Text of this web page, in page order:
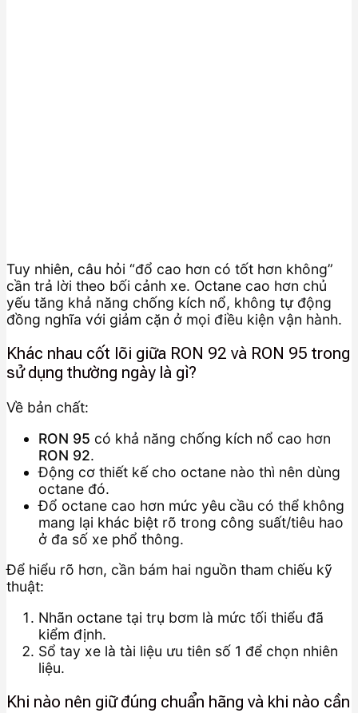
Tuy nhiên, câu hỏi “đổ cao hơn có tốt hơn không”
cần trả lời theo bối cảnh xe. Octane cao hơn chủ
yếu tăng khả năng chống kích nổ, không tự động
đồng nghĩa với giảm cặn ở mọi điều kiện vận hành.
Khác nhau cốt lõi giữa RON 92 và RON 95 trong
sử dụng thường ngày là gì?
Về bản chất:
RON 95 có khả năng chống kích nổ cao hơn
RON 92.
Động cơ thiết kế cho octane nào thì nên dùng
octane đó.
Đổ octane cao hơn mức yêu cầu có thể không
mang lại khác biệt rõ trong công suất/tiêu hao
ở đa số xe phổ thông.
Để hiểu rõ hơn, cần bám hai nguồn tham chiếu kỹ
thuật:
Nhãn octane tại trụ bơm là mức tối thiểu đã
kiểm định.
Sổ tay xe là tài liệu ưu tiên số 1 để chọn nhiên
liệu.
Khi nào nên giữ đúng chuẩn hãng và khi nào cần